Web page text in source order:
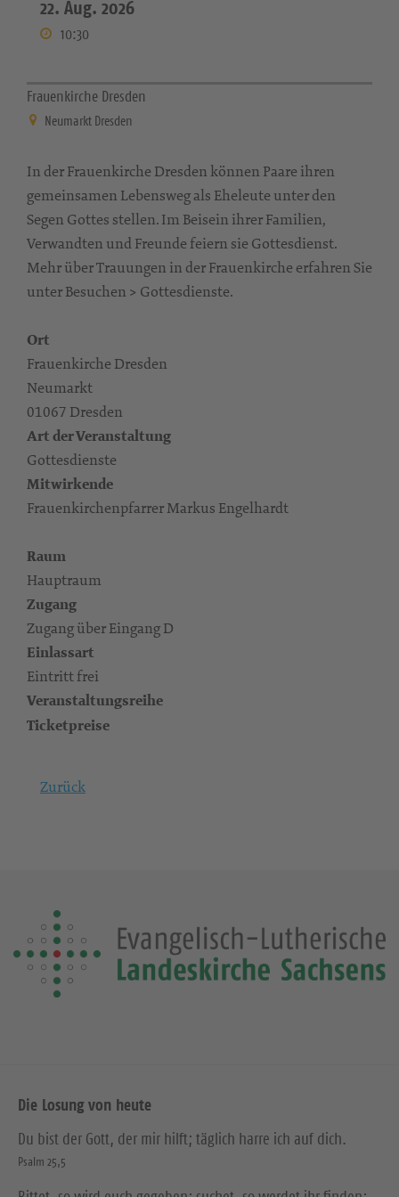
22. Aug. 2026
10:30
Frauenkirche Dresden
Neumarkt Dresden
In der Frauenkirche Dresden können Paare ihren
gemeinsamen Lebensweg als Eheleute unter den
Segen Gottes stellen. Im Beisein ihrer Familien,
Verwandten und Freunde feiern sie Gottesdienst.
Mehr über Trauungen in der Frauenkirche erfahren Sie
unter Besuchen > Gottesdienste.
Ort
Frauenkirche Dresden
Neumarkt
01067 Dresden
Art der Veranstaltung
Gottesdienste
Mitwirkende
Frauenkirchenpfarrer Markus Engelhardt
Raum
Hauptraum
Zugang
Zugang über Eingang D
Einlassart
Eintritt frei
Veranstaltungsreihe
Ticketpreise
Zurück
Die Losung von heute
Du bist der Gott, der mir hilft; täglich harre ich auf dich.
Psalm 25,5